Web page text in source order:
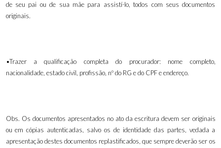
de seu pai ou de sua mãe para assistí-lo, todos com seus documentos
originais.
•Trazer a qualificação completa do procurador: nome completo,
nacionalidade, estado civil, profissão, nº do RG e do CPF e endereço.
Obs. Os documentos apresentados no ato da escritura devem ser originais
ou em cópias autenticadas, salvo os de identidade das partes, vedada a
apresentação destes documentos replastificados, que sempre deverão ser os